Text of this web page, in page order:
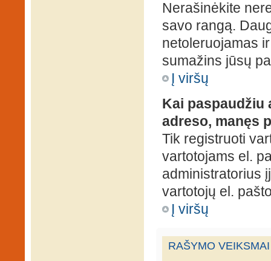
Nerašinėkite
savo rangą.
netoleruojamas
sumažins jūsų
Į viršų
Kai
adreso, manęs
Tik registruoti
vartotojams el.
administratorius
vartotojų el.
Į viršų
RAŠYMO VEIKSMAI